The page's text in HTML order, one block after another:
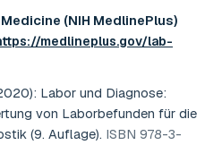
(NIH MedlinePlus)
medlineplus.gov/lab-
: Labor und Diagnose:
von Laborbefunden für die
(9. Auflage). ISBN 978-3-